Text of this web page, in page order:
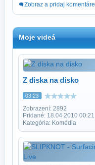
Zobraz a pridaj komentáre
Moje videá
Z diska na disko
03:23
Zobrazení: 2892
Pridané: 18.04.2010 00:21
Kategória: Komédia